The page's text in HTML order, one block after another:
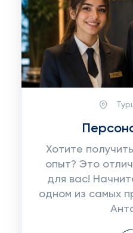
Хотите
опыт? Это
для вас!
одном из самых